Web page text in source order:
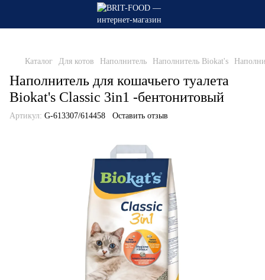
Каталог Для котов Наполнитель Наполнитель Biokat's
Наполнитель для кошачьего туалета
Biokat's Classic 3in1 -бентонитовый
Артикул: G-613307/614458 Оставить отзыв